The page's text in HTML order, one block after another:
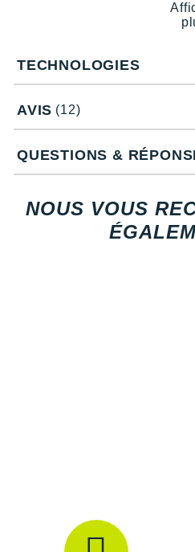
Son amorti léger qui
Un maintien supérieur qui
Un chaussant ergonomique
Sa fabrication qui contient
Caractéristiques de la
: 10 mm.
équilibre entre respirabilité
moulé au talon renforce le
TECHNOLOGIES
AVIS (12)
QUESTIONS &
NOUS VOUS
X-Socks
+ Voir toutes les marques